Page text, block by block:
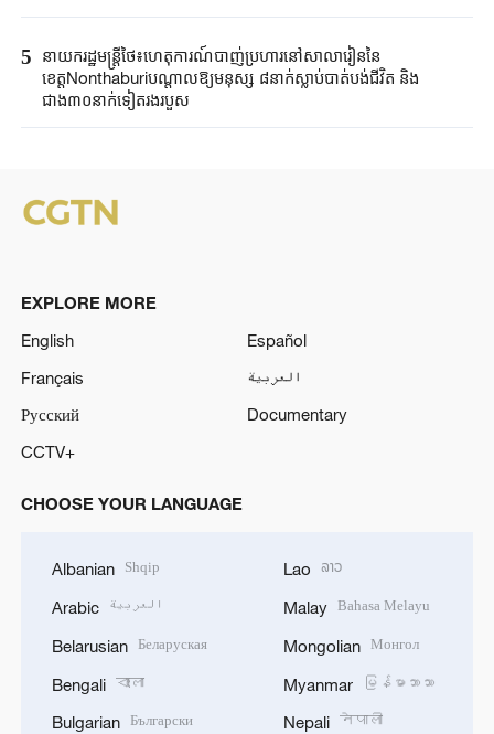
5
នាយករដ្ឋមន្ត្រីថៃ៖ហេតុការណ៍បាញ់ប្រហារនៅសាលារៀននៃ
ខេត្តNonthaburiបណ្តាលឱ្យមនុស្ស ៨នាក់ស្លាប់បាត់បង់ជីវិត និង
ជាង៣០នាក់ទៀតរងរបួស
EXPLORE MORE
English
Español
Français
العربية
Русский
Documentary
CCTV+
CHOOSE YOUR LANGUAGE
Albanian Shqip
Arabic العربية
Belarusian Беларуская
Bengali বাংলা
Bulgarian Български
Lao ລາວ
Malay Bahasa Melayu
Mongolian Монгол
Myanmar မြန်မာဘာသာ
Nepali नेपाली